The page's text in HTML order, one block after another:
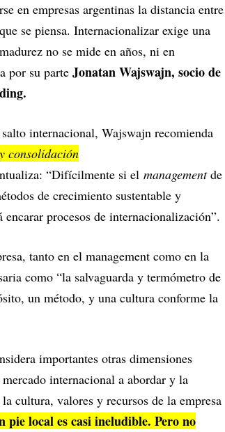
en empresas argentinas la distancia entre
se piensa. Internacionalizar exige una
no se mide en años, ni en
por su parte Jonatan Wajswajn, socio de
internacional, Wajswajn recomienda
consolidación
“Difícilmente si el managementde
de crecimiento sustentable y
procesos de internacionalización”.
tanto en el management como en la
como “la salvaguarda y termómetro de
un método, y una cultura conforme la
importantes otras dimensiones
internacional a abordar y la
cultura, valores y recursos de la empresa
pie local es casi ineludible. Pero no